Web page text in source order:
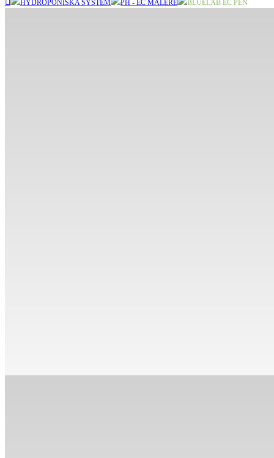
HYDROPONISKA SYSTEM PH - EC MÅLERE BLUELAB EC PEN